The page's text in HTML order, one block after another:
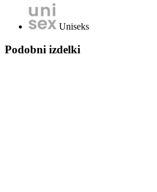
Uniseks
Podobni izdelki